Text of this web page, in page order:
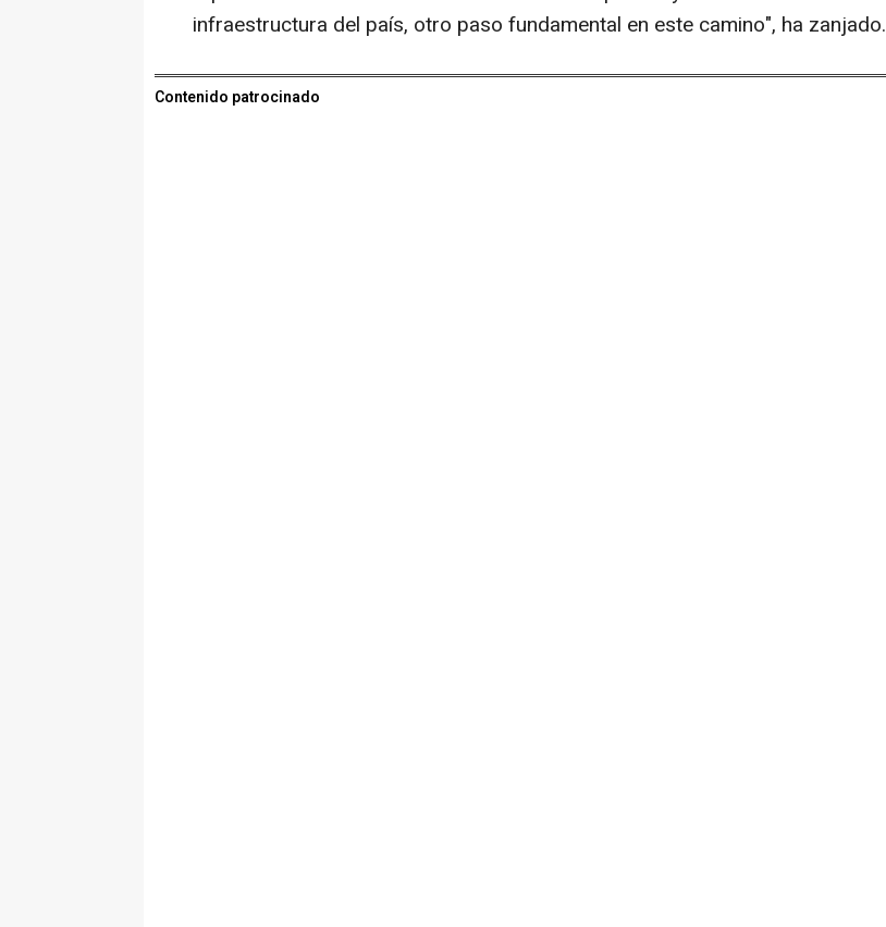
infraestructura del país, otro paso fundamental en este camino", ha zanjado.
Contenido patrocinado